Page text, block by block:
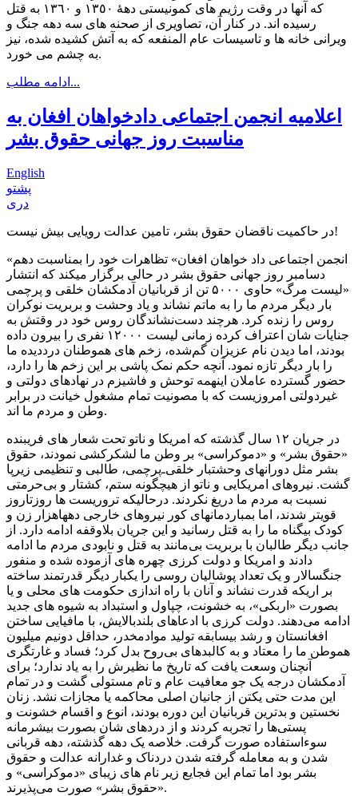
که آنها در وقت رژيم هاى کمونيستى دهۀ ١٣٥٠ و ١٣٦٠ به قتل
رسيده اند. در کنار آن، تصاويرى از صحنه هاى سه دهه جنگ و
ويرانى خانه ها و تاسيسات عام المنفعه که به آتش کشيده شده، نيز
به چشم مى خورد.
ادامه مطلب...
اعلامیه انجمن اجتماعی دادخواهان افغان به
مناسبت روز جهانی حقوق بشر
English
پشتو
دری
در حاکمیت ناقضان حقوق بشر، تامین عدالت رویایی بیش نیست!
«انجمن اجتماعی داد خواهان افغان» تظاهرات خود را بمناسبت دهم
دسامبر روز جهانی حقوق بشر در حالی برگزار میکند که انتشار
«لیست مرگ» حاوی ۵۰۰۰ تن از قربانیان آدمکشان خلقی و پرچمی
بار دیگر مردم ما را به ماتم نشاند و یاد وحشت و بربریت نوکران
روس را زنده کرد. هرچند دست‌نشاندگان روس خود در وقتش به
جنایات شان اعتراف کرده زمانی لیست ١٢٠٠٠ نفری را بیرون داده
بودند، اما دیدن نام عزیزان گم‌شده، زخم های هموطنان درددیده ما
را بار دیگر تازه نمود. آنچه حکم نمک پاشی بر این زخم ها را دارد،
حضور گسترده عاملان اینهمه توحش و فاشیزم در نهادهای دولتی و
غیردولتی امروزیست که با مصونیت تمام مشغول خیانت در برابر
وطن و مردم ما اند.
در جریان ١٢ سال گذشته که امریکا و ناتو تحت شعار های فریبنده
«حقوق بشر» و «دموکراسی» بر وطن ما لشکرکشی نمودند، حقوق
بشر مثل دورانهای وحشتبار خلقی‌ـ‌پرچمی، طالبی و تنظیمی زیرپا
گشت. نیروهای امریکایی و ناتو از هیچگونه ستم،‌ کشتار و بی‌حرمتی
نسبت به مردم ما دریغ نکردند. درحالیکه تروریست ها روزتاروز
قویتر شدند، اما بمباردمانهای کور نیروهای خارجی دههاهزار زن و
کودک بیگناه ما را به قتل رسانید و این جریان بلاوقفه ادامه دارد. از
جانب دیگر طالبان با بربریت بی‌مانند به قتل و نابودی مردم ما ادامه
دادند و امریکا و دولت کرزی چهره های آزموده شده و منفور
جنگسالار و یک تعداد پوشالیان روسی را یکبار دیگر قدرتمند ساخته
بر اریکه قدرت نشاند و آنان با راه اندازی حکومت های محلی و یا
بصورت «اربکی»، به خشونت، چپاول و استبداد به شیوه های جدید
ادامه می‌دهند. دولت کرزی با ادعاهای بلندبالایش، با مافیایی ساختن
افغانستان و رشد بیسابقه تولید موادمخدر، حداقل دو‌نیم‌ میلیون
هموطن ما را معتاد و به کالبدهای بی‌روح بدل کرد؛ فساد و غارتگری
آنچنان وسعت یافت که تاریخ ما نظیرش را به یاد ندارد؛ برای
آدمکشان درجه یک جو معافیت عام و تام مستولی گشت و در تمام
این مدت حتی یکتن از جانیان اصلی محاکمه یا مجازات نشد. زنان
نخستین و بدترین قربانیان این دوره بودند، انوع و اقسام خشونت و
پستی‌ها را تجربه کردند و از دردهای شان بصورت بیشرمانه
سو‌ءاستفاده صورت گرفت. خلاصه یک دهه گذشته، دهه قربانی
شدن و به معامله گرفته شدن دردناک و غدارانه عدالت و حقوق
بشر بود اما تمام این فجایع زیر نام های زیبای «دموکراسی» و
«حقوق بشر» صورت می‌پذیرند.